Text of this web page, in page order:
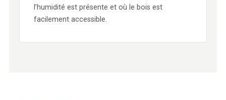
l’humidité est présente et où le bois est
facilement accessible.